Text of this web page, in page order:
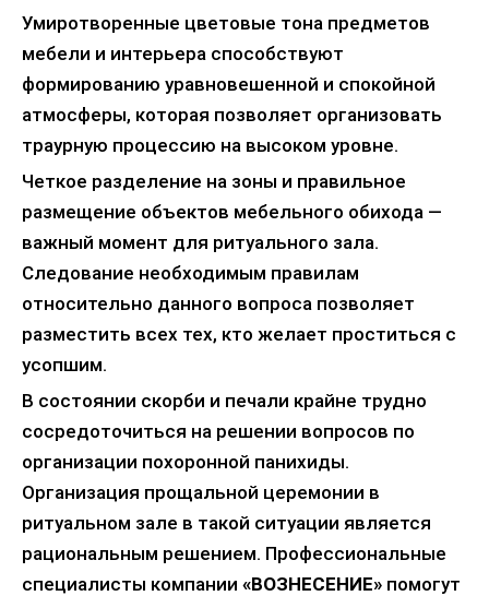
Умиротворенные цветовые тона предметов
мебели и интерьера способствуют
формированию уравновешенной и спокойной
атмосферы, которая позволяет организовать
траурную процессию на высоком уровне.
Четкое разделение на зоны и правильное
размещение объектов мебельного обихода —
важный момент для ритуального зала.
Следование необходимым правилам
относительно данного вопроса позволяет
разместить всех тех, кто желает проститься с
усопшим.
В состоянии скорби и печали крайне трудно
сосредоточиться на решении вопросов по
организации похоронной панихиды.
Организация прощальной церемонии в
ритуальном зале в такой ситуации является
рациональным решением. Профессиональные
специалисты компании «ВОЗНЕСЕНИЕ» помогут